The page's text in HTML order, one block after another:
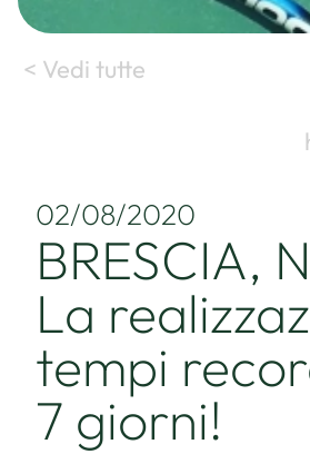
< Vedi tutte
02/08/2020
BRESCIA,
La
tempi
7 giorni!